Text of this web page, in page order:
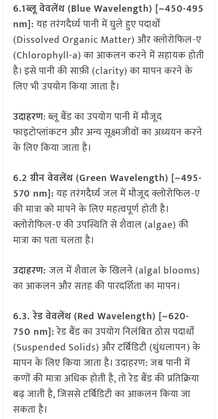
6.1ब्लू वेवलेंथ (Blue Wavelength) [~450-495
nm]:यह तरंगदैर्घ्य पानी में घुले हुए पदार्थों
(Dissolved Organic Matter) और क्लोरोफिल-ए
(Chlorophyll-a) का आकलन करने में सहायक होती
है। इसे पानी की साफ़ी (clarity) का मापन करने के
लिए भी उपयोग किया जाता है।
उदाहरण: ब्लू बैंड का उपयोग पानी में मौजूद
फाइटोप्लांकटन और अन्य सूक्ष्मजीवों का अध्ययन करने
के लिए किया जाता है।
6.2 ग्रीन वेवलेंथ (Green Wavelength) [~495-
570 nm]:यह तरंगदैर्घ्य जल में मौजूद क्लोरोफिल-ए
की मात्रा को मापने के लिए महत्वपूर्ण होती है।
क्लोरोफिल-ए की उपस्थिति से शैवाल (algae) की
मात्रा का पता चलता है।
उदाहरण:जल में शैवाल के खिलने (algal blooms)
का आकलन और सतह की पारदर्शिता का मापन।
6.3. रेड वेवलेंथ (Red Wavelength) [~620-
750 nm]:रेड बैंड का उपयोग निलंबित ठोस पदार्थों
(Suspended Solids) और टर्बिडिटी (धुंधलापन) के
मापन के लिए किया जाता है। उदाहरण: जब पानी में
कणों की मात्रा अधिक होती है, तो रेड बैंड की प्रतिक्रिया
बढ़ जाती है, जिससे टर्बिडिटी का आकलन किया जा
सकता है।